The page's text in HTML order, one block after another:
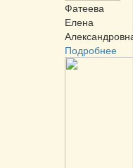
Фатеева
Елена
Подробнее